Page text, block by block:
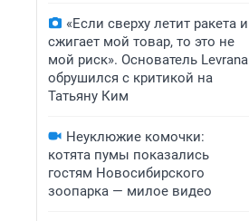
«Если сверху летит ракета и
сжигает мой товар, то это не
мой риск». Основатель Levrana
обрушился с критикой на
Татьяну Ким
Неуклюжие комочки:
котята пумы показались
гостям Новосибирского
зоопарка — милое видео